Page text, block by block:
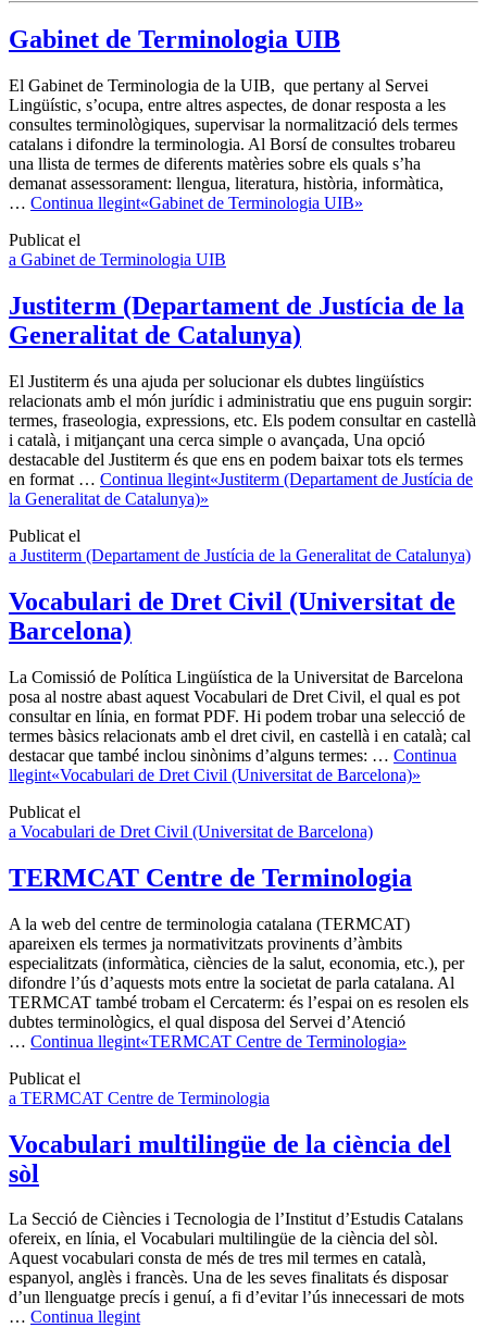
Gabinet de Terminologia UIB
El Gabinet de Terminologia de la UIB, que pertany al Servei
Lingüístic, s’ocupa, entre altres aspectes, de donar resposta a les
consultes terminològiques, supervisar la normalització dels termes
catalans i difondre la terminologia. Al Borsí de consultes trobareu
una llista de termes de diferents matèries sobre els quals s’ha
demanat assessorament: llengua, literatura, història, informàtica,
… Continua llegint«Gabinet de Terminologia UIB»
Publicat el
a Gabinet de Terminologia UIB
Justiterm (Departament de Justícia de la
Generalitat de Catalunya)
El Justiterm és una ajuda per solucionar els dubtes lingüístics
relacionats amb el món jurídic i administratiu que ens puguin sorgir:
termes, fraseologia, expressions, etc. Els podem consultar en castellà
i català, i mitjançant una cerca simple o avançada, Una opció
destacable del Justiterm és que ens en podem baixar tots els termes
en format … Continua llegint«Justiterm (Departament de Justícia de
la Generalitat de Catalunya)»
Publicat el
a Justiterm (Departament de Justícia de la Generalitat de Catalunya)
Vocabulari de Dret Civil (Universitat de
Barcelona)
La Comissió de Política Lingüística de la Universitat de Barcelona
posa al nostre abast aquest Vocabulari de Dret Civil, el qual es pot
consultar en línia, en format PDF. Hi podem trobar una selecció de
termes bàsics relacionats amb el dret civil, en castellà i en català; cal
destacar que també inclou sinònims d’alguns termes: … Continua
llegint«Vocabulari de Dret Civil (Universitat de Barcelona)»
Publicat el
a Vocabulari de Dret Civil (Universitat de Barcelona)
TERMCAT Centre de Terminologia
A la web del centre de terminologia catalana (TERMCAT)
apareixen els termes ja normativitzats provinents d’àmbits
especialitzats (informàtica, ciències de la salut, economia, etc.), per
difondre l’ús d’aquests mots entre la societat de parla catalana. Al
TERMCAT també trobam el Cercaterm: és l’espai on es resolen els
dubtes terminològics, el qual disposa del Servei d’Atenció
… Continua llegint«TERMCAT Centre de Terminologia»
Publicat el
a TERMCAT Centre de Terminologia
Vocabulari multilingüe de la ciència del
sòl
La Secció de Ciències i Tecnologia de l’Institut d’Estudis Catalans
ofereix, en línia, el Vocabulari multilingüe de la ciència del sòl.
Aquest vocabulari consta de més de tres mil termes en català,
espanyol, anglès i francès. Una de les seves finalitats és disposar
d’un llenguatge precís i genuí, a fi d’evitar l’ús innecessari de mots
… Continua llegint